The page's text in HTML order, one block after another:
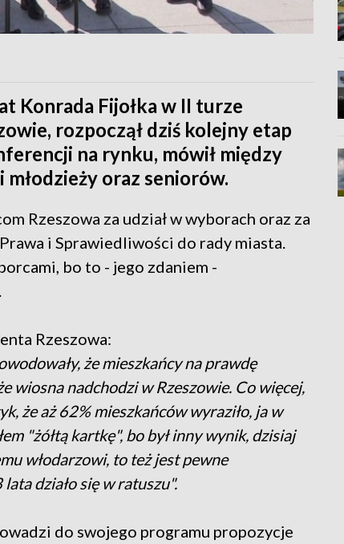
Konrada Fijołka w II turze
rozpoczął dziś kolejny etap
na rynku, mówił między
oraz seniorów.
Rzeszowa za udział w wyborach oraz za
i Sprawiedliwości do rady miasta.
bo to - jego zdaniem -
Rzeszowa:
że mieszkańcy na prawdę
wiosna nadchodzi w Rzeszowie. Co więcej,
że aż 62% mieszkańców wyraziło, ja w
"żółtą kartkę", bo był inny wynik, dzisiaj
włodarzowi, to też jest pewne
działo się w ratuszu".
do swojego programu propozycje